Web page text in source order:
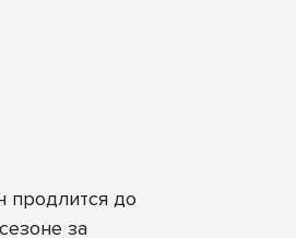
продлится до
за